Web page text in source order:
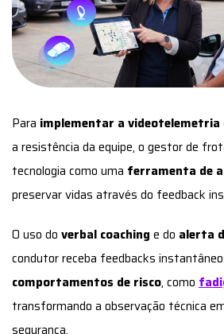
Para implementar a videotelemetria
a resistência da equipe, o gestor de
tecnologia como uma ferramenta de
preservar vidas através do feedback
O uso do verbal coaching e do alerta
condutor receba feedbacks
comportamentos de risco, como
transformando a observação técnica
segurança.